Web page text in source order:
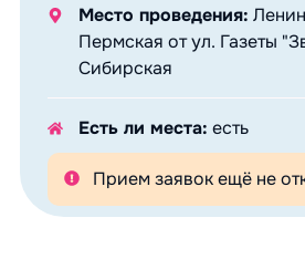
Место проведения:
Пермская от ул. Газеты
Сибирская
Есть ли места: есть
Прием заявок ещё не